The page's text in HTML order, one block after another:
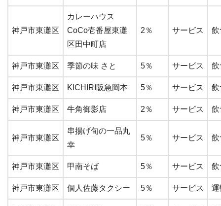
神戸市東灘区
カレーハウス
CoCo壱番屋東灘
区田中町店
2％ サービス 飲
神戸市東灘区 季節の味 さと 5％ サービス 飲
神戸市東灘区 KICHIRI阪急岡本 5％ サービス 飲
神戸市東灘区 牛角御影店 2％ サービス 飲
神戸市東灘区
串揚げ旬の一品丸
幸
5％ サービス 飲
神戸市東灘区 甲南そば 5％ サービス 飲
神戸市東灘区 個人佐藤タクシー 5％ サービス 運